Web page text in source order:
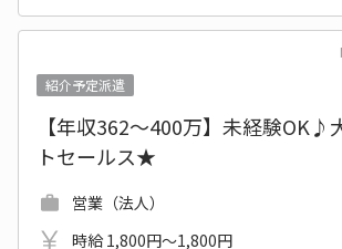
紹介予定派遣
【年収362～400万】未経験OK♪
トセールス★
営業（法人）
時給 1,800円～1,800円